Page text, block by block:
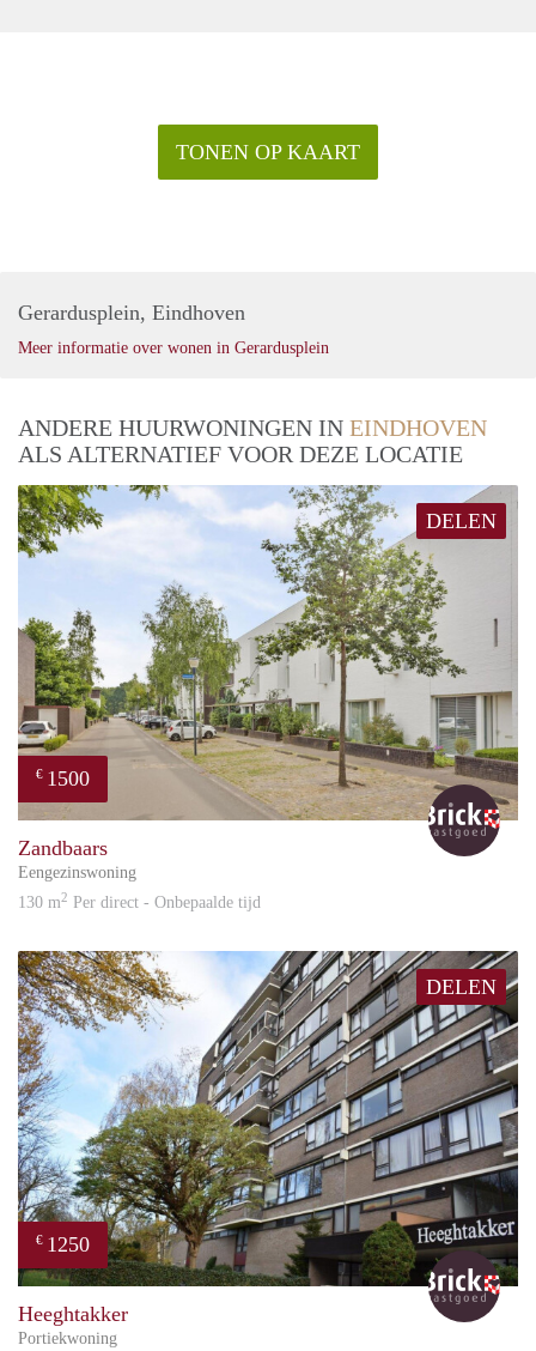
TONEN OP KAART
Gerardusplein, Eindhoven
Meer informatie over wonen in Gerardusplein
ANDERE HUURWONINGEN IN EINDHOVEN
ALS ALTERNATIEF VOOR DEZE LOCATIE
DELEN
€ 1500
Brick
Zandbaars
Eengezinswoning
130 m2 Per direct - Onbepaalde tijd
DELEN
€ 1250
Brick
Heeghtakker
Portiekwoning